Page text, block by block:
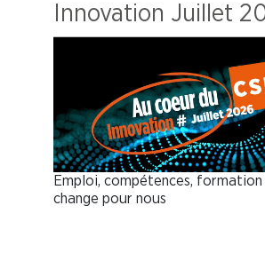
Innovation Juillet
Emploi, compétences, formation
change pour nous